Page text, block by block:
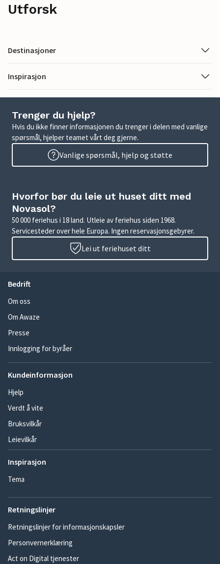
Utforsk
Destinasjoner
Inspirasjon
Trenger du hjelp?
Hvis du ikke finner informasjonen du trenger i delen med vanlige
spørsmål, hjelper teamet vårt deg gjerne.
Vanlige spørsmål, hjelp og støtte
Hvorfor bør du leie ut huset ditt med
Novasol?
50 000 feriehus i 18 land. Utleie av feriehus siden 1968.
Servicesteder over hele Europa. Ingen reservasjonsgebyrer.
Lei ut feriehuset ditt
Bedrift
Om oss
Om Awaze
Presse
Innlogging for byråer
Kundeinformasjon
Hjelp
Verdt å vite
Bruksvilkår
Leievilkår
Inspirasjon
Tema
Retningslinjer
Retningslinjer for informasjonskapsler
Personvernerklæring
Act on Digital tjenester